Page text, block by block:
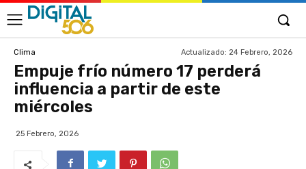
Clima Actualizado: 24 Febrero, 2026
Empuje frío número 17 perderá
influencia a partir de este
miércoles
25 Febrero, 2026